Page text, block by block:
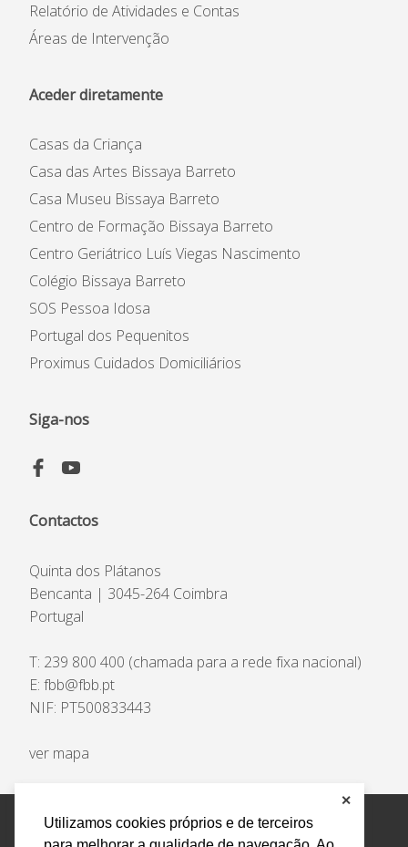
Utilizamos cookies próprios e de terceiros
✕
Património Inicial
Estatuto de Utilidade Pública
Código de Ética e de
Conduta
Plano Prevenção de Riscos
Código Prevenção &
Combate ao Assédio
Relatório de Atividades e Contas
Áreas de Intervenção
Aceder diretamente
Casas da Criança
Casa das Artes Bissaya Barreto
Casa Museu Bissaya Barreto
Centro de Formação Bissaya Barreto
Centro Geriátrico Luís Viegas Nascimento
Colégio Bissaya Barreto
SOS Pessoa Idosa
Portugal dos Pequenitos
Proximus Cuidados Domiciliários
Siga-nos
Contactos
Quinta dos Plátanos
Bencanta | 3045-264 Coimbra
Portugal
T: 239 800 400 (chamada para a rede fixa nacional)
E: fbb@fbb.pt
NIF: PT500833443
ver mapa
Privacidade e Dados Pessoais
Livro Eletrónico de